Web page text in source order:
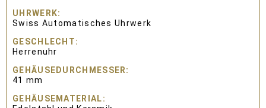
UHRWERK
Swiss Automatisches Uhrwerk
GESCHLECHT
Herrenuhr
GEHÄUSEDURCHMESSER
41 mm
GEHÄUSEMATERIAL